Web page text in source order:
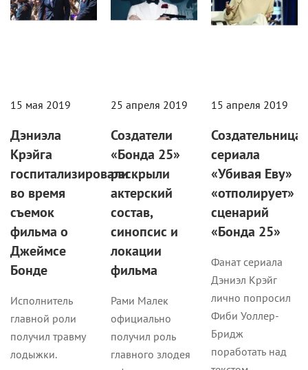
15 мая 2019
Дэниэла
Крэйга
госпитализировали
во время
съемок
фильма о
Джеймсе
Бонде
Исполнитель
главной роли
получил травму
лодыжки.
25 апреля 2019
Создатели
«Бонда 25»
раскрыли
актерский
состав,
синопсис и
локации
фильма
Рами Малек
официально
получил роль
главного злодея
15 апреля 2019
Создательница
сериала
«Убивая Еву»
«отполирует»
сценарий
«Бонда 25»
Фанат сериала
Дэниэл Крэйг
лично попросил
Фиби Уоллер-
Бридж
поработать над